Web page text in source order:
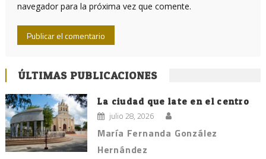
navegador para la próxima vez que comente.
ÚLTIMAS PUBLICACIONES
La ciudad que late en el centro
julio 28, 2026
María Fernanda González
Hernández